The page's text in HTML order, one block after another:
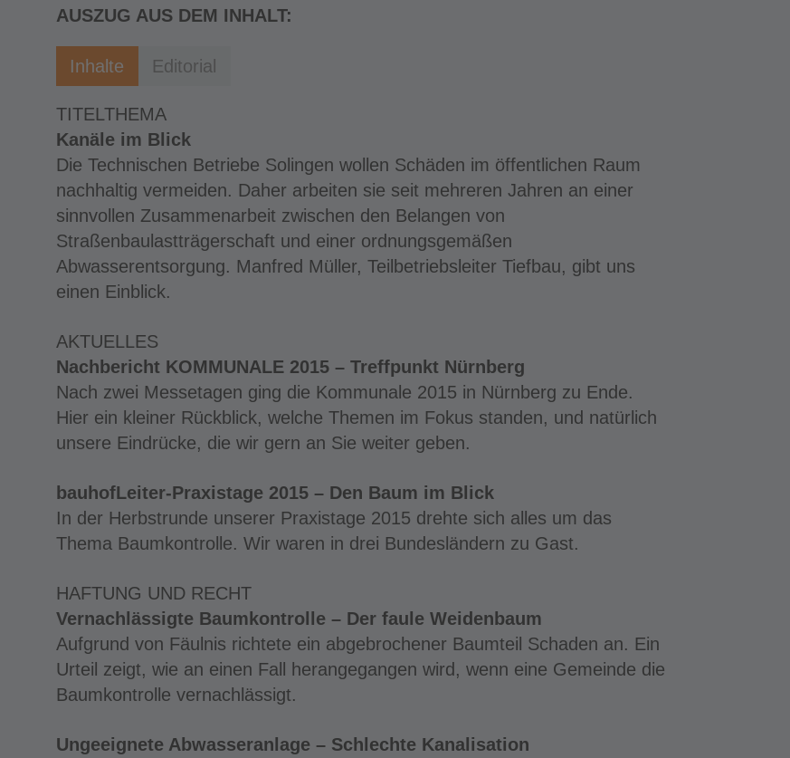
AUSZUG AUS DEM INHALT:
Inhalte Editorial
TITELTHEMA
Kanäle im Blick
Die Technischen Betriebe Solingen wollen Schäden im öffentlichen Raum
nachhaltig vermeiden. Daher arbeiten sie seit mehreren Jahren an einer
sinnvollen Zusammenarbeit zwischen den Belangen von
Straßenbaulastträgerschaft und einer ordnungsgemäßen
Abwasserentsorgung. Manfred Müller, Teilbetriebsleiter Tiefbau, gibt uns
einen Einblick.
AKTUELLES
Nachbericht KOMMUNALE 2015 – Treffpunkt Nürnberg
Nach zwei Messetagen ging die Kommunale 2015 in Nürnberg zu Ende.
Hier ein kleiner Rückblick, welche Themen im Fokus standen, und natürlich
unsere Eindrücke, die wir gern an Sie weiter geben.
bauhofLeiter-Praxistage 2015 – Den Baum im Blick
In der Herbstrunde unserer Praxistage 2015 drehte sich alles um das
Thema Baumkontrolle. Wir waren in drei Bundesländern zu Gast.
HAFTUNG UND RECHT
Vernachlässigte Baumkontrolle – Der faule Weidenbaum
Aufgrund von Fäulnis richtete ein abgebrochener Baumteil Schaden an. Ein
Urteil zeigt, wie an einen Fall herangegangen wird, wenn eine Gemeinde die
Baumkontrolle vernachlässigt.
Ungeeignete Abwasseranlage – Schlechte Kanalisation